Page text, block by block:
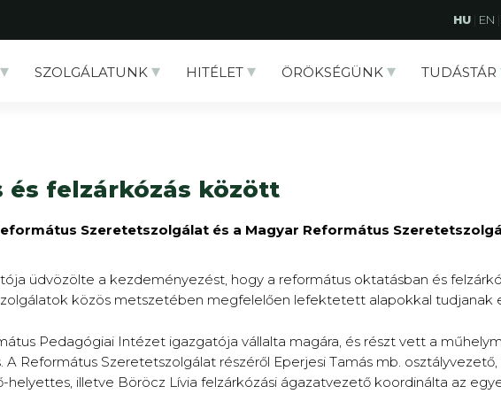
HU | EN |
SZOLGÁLATUNK HITÉLET ÖRÖKSÉGÜNK TUDÁSTÁR
felzárkózás között
Szeretetszolgálat és a Magyar Református
üdvözölte a kezdeményezést, hogy a református oktatásban és
közös metszetében megfelelően lefektetett alapokkal tudjanak
Pedagógiai Intézet igazgatója vállalta magára, és részt vett a
Református Szeretetszolgálat részéről Eperjesi Tamás mb.
illetve Böröcz Lívia felzárkózási ágazatvezető koordinálta az